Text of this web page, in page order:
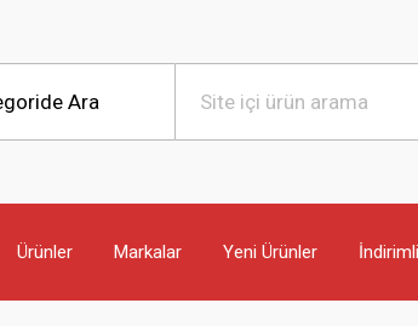
Ürünler Markalar Yeni Ürünler